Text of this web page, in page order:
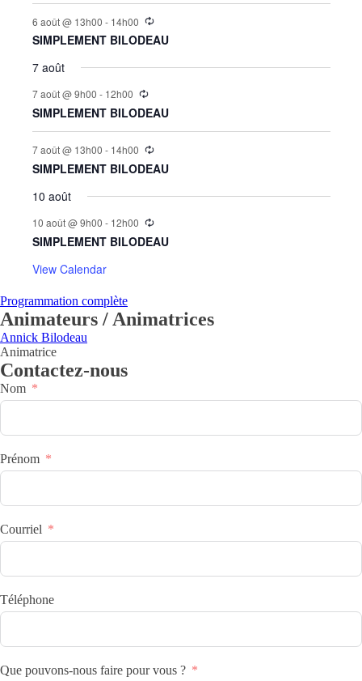
6 août @ 13h00 - 14h00
SIMPLEMENT BILODEAU
7 août
7 août @ 9h00 - 12h00
SIMPLEMENT BILODEAU
7 août @ 13h00 - 14h00
SIMPLEMENT BILODEAU
10 août
10 août @ 9h00 - 12h00
SIMPLEMENT BILODEAU
View Calendar
Programmation complète
Animateurs / Animatrices
Annick Bilodeau
Animatrice
Contactez-nous
Nom
Prénom
Courriel
Téléphone
Que pouvons-nous faire pour vous ?